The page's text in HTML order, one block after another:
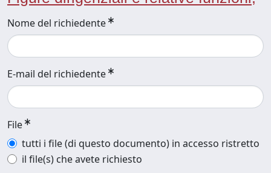
Nome del richiedente
E-mail del richiedente
File
tutti i file (di questo documento) in accesso ristretto
il file(s) che avete richiesto